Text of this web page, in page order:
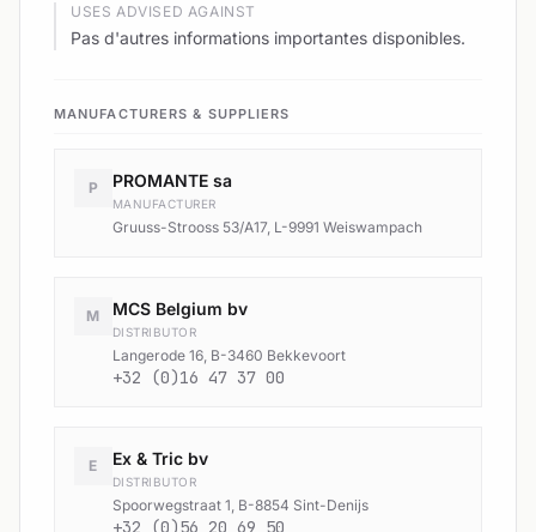
USES ADVISED AGAINST
Pas d'autres informations importantes disponibles.
MANUFACTURERS & SUPPLIERS
P PROMANTE sa
MANUFACTURER
Gruuss-Strooss 53/A17, L-9991 Weiswampach
M MCS Belgium bv
DISTRIBUTOR
Langerode 16, B-3460 Bekkevoort
+32 (0)16 47 37 00
E Ex & Tric bv
DISTRIBUTOR
Spoorwegstraat 1, B-8854 Sint-Denijs
+32 (0)56 20 69 50